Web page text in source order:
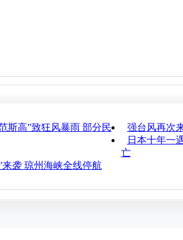
斯高”致狂风暴雨 部分民
强台风再次
日本十年一
亡
来袭 琼州海峡全线停航